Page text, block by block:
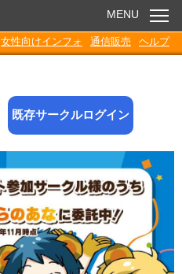
お知らせ
電子書籍
Q&A
各種ダウンロード
MENU
女性向けインフォ 通信販売 ヘルプ
既存サークルログイン